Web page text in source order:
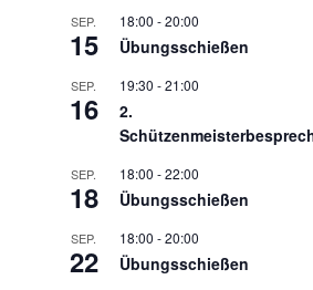
SEP.
15
18:00 -20:00
Übungsschießen
SEP.
16
19:30 -21:00
2.
SEP.
18
18:00 -22:00
Übungsschießen
SEP.
22
18:00 -20:00
Übungsschießen